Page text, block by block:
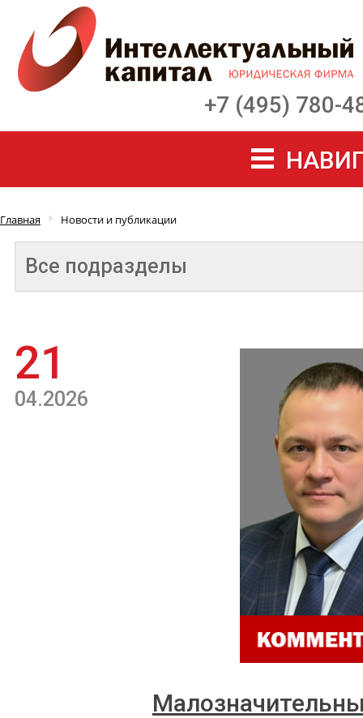
+7 (495) 780-
Главная Новости и публикации
21
04.2026
Все подразделы